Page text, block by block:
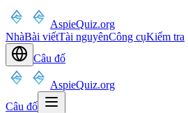
AspieQuiz.org
NhàBài viếtTài nguyênCông cụKiểm tra
Câu đố
AspieQuiz.org
Câu đố